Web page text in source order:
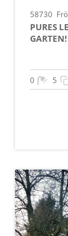
58730
PURES
GARTEN!
0 5